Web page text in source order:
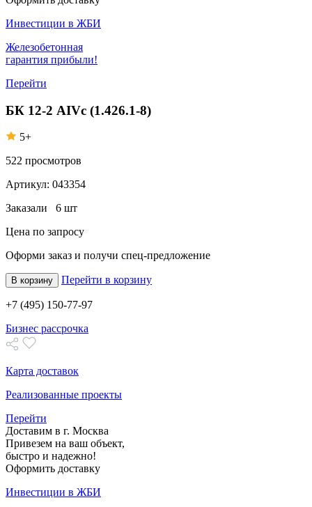
Инвестиции в ЖБИ
Железобетонная
гарантия прибыли!
Перейти
БК 12-2 АIVс (1.426.1-8)
5+
522 просмотров
Артикул: 043354
Заказали 6 шт
Цена по запросу
Оформи заказ и получи спец-предложение
В корзину Перейти в корзину
+7 (495) 150-77-97
Бизнес рассрочка
Карта доставок
Реализованные проекты
Перейти
Доставим в г. Москва
Привезем на ваш объект,
быстро и надежно!
Оформить доставку
Инвестиции в ЖБИ